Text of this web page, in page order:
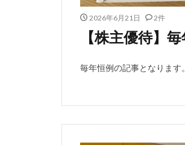
2026年6月21日 2件
【株主優待】
毎年恒例の記事となりま